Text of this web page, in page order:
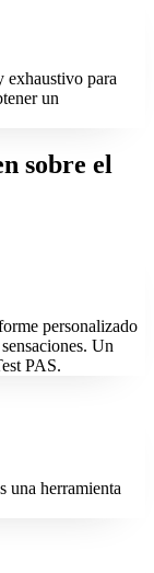
exhaustivo para
un
sobre el
personalizado
Un
PAS.
una herramienta